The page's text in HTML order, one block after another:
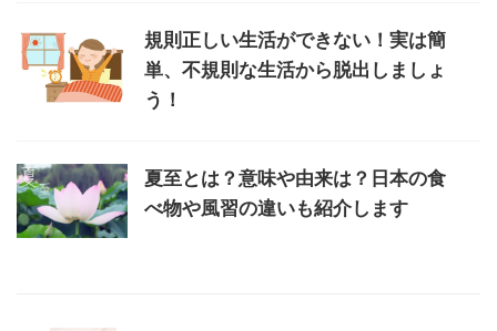
規則正しい生活ができない！実は簡
単、不規則な生活から脱出しましょ
う！
夏至とは？意味や由来は？日本の食
べ物や風習の違いも紹介します